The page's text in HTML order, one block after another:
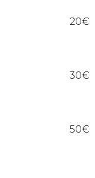
20€
30€
50€